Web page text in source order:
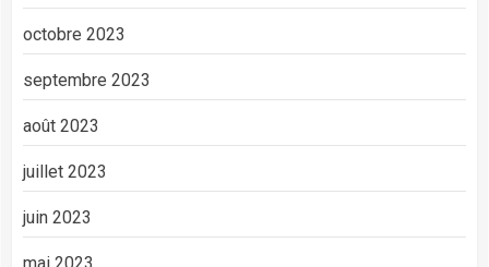
octobre 2023
septembre 2023
août 2023
juillet 2023
juin 2023